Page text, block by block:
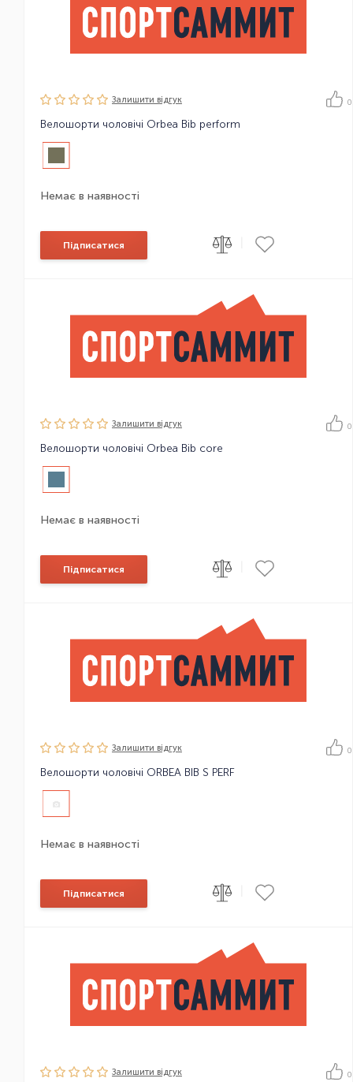
Залишити вiдгук 0
Велошорти чоловічі Orbea Bib perform
Немає в наявності
Підписатися
Залишити вiдгук 0
Велошорти чоловічі Orbea Bib core
Немає в наявності
Підписатися
Залишити вiдгук 0
Велошорти чоловічі ORBEA BIB S PERF
Немає в наявності
Підписатися
Залишити вiдгук 0